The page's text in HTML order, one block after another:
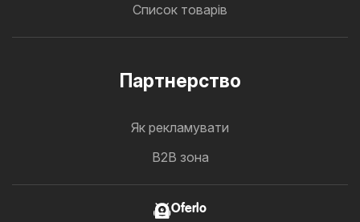
Список товарів
Партнерство
Як рекламувати
B2B зона
Oferlo